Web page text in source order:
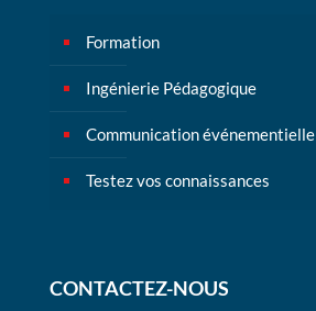
Formation
Ingénierie Pédagogique
Communication événementielle
Testez vos connaissances
CONTACTEZ-NOUS